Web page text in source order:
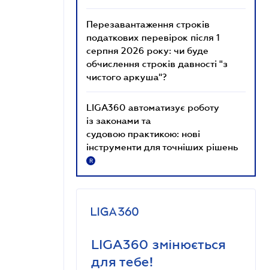
Перезавантаження строків
податкових перевірок після 1
серпня 2026 року: чи буде
обчислення строків давності "з
чистого аркуша"?
LIGA360 автоматизує роботу
із законами та
судовою практикою: нові
інструменти для точніших рішень
R
LIGA360 змінюється
для тебе!